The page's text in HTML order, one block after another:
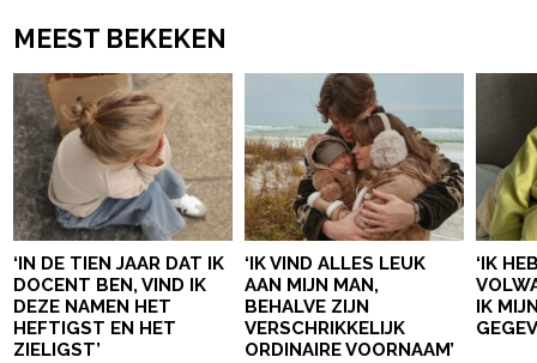
MEEST BEKEKEN
‘IN DE TIEN JAAR DAT IK
DOCENT BEN, VIND IK
DEZE NAMEN HET
HEFTIGST EN HET
ZIELIGST’
‘IK VIND ALLES LEUK
AAN MIJN MAN,
BEHALVE ZIJN
VERSCHRIKKELIJK
ORDINAIRE VOORNAAM’
‘IK
IK